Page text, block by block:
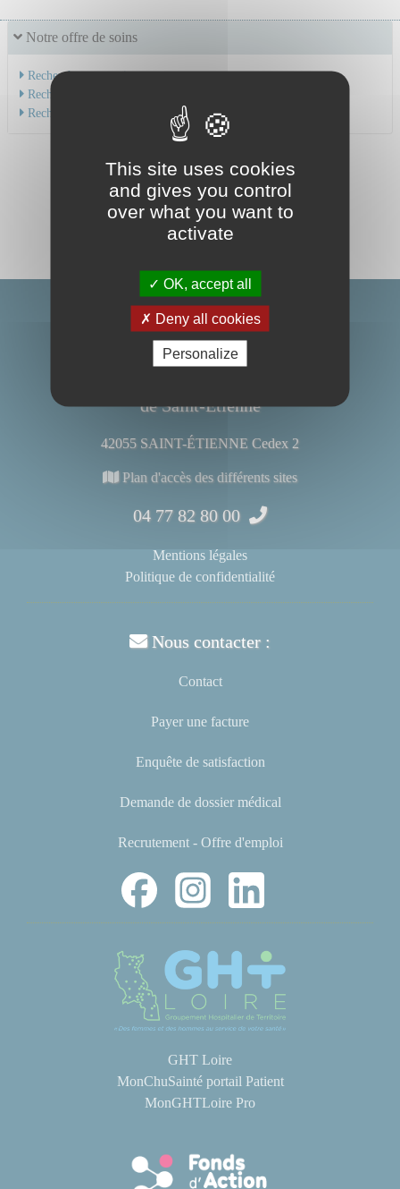
Notre offre de soins
Recherche par service
Recherche par spécialité
Recherche par médecin
de Saint-Étienne
42055 SAINT-ÉTIENNE Cedex 2
Plan d'accès des différents sites
04 77 82 80 00
Mentions légales
Politique de confidentialité
Nous contacter :
Contact
Payer une facture
Enquête de satisfaction
Demande de dossier médical
Recrutement - Offre d'emploi
GHT Loire
MonChuSainté portail Patient
MonGHTLoire Pro
This site uses cookies
and gives you control
over what you want to
activate
OK, accept all
Deny all cookies
Personalize